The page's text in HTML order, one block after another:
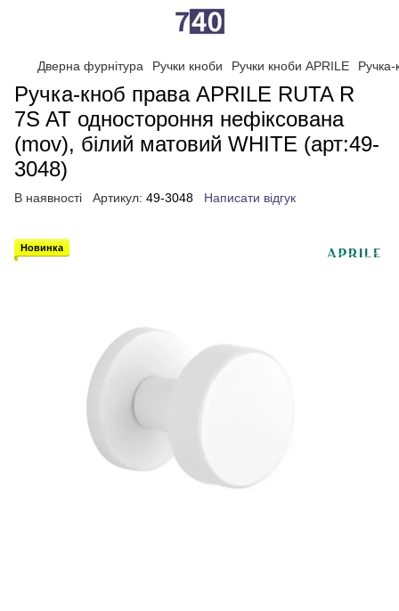
Дверна фурнітура Ручки кноби Ручки кноби APRILE
Ручка-кноб права APRILE RUTA R
7S AT одностороння нефіксована
(mov), білий матовий WHITE (арт:49-
3048)
В наявності Артикул: 49-3048 Написати відгук
Новинка